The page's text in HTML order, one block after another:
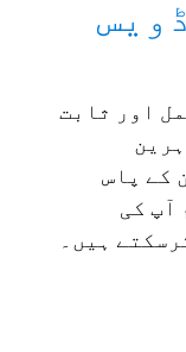
اور ثابت
کے پاس
آپ کی